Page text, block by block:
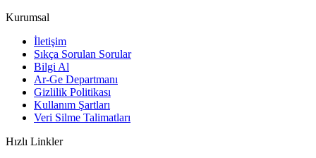
Kurumsal
İletişim
Sıkça Sorulan Sorular
Bilgi Al
Ar-Ge Departmanı
Gizlilik Politikası
Kullanım Şartları
Veri Silme Talimatları
Hızlı Linkler